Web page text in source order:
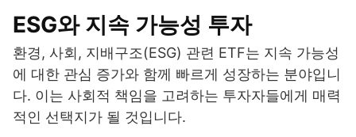
ESG와 지속 가능성 투자
환경, 사회, 지배구조(ESG) 관련 ETF는 지속 가능성
에 대한 관심 증가와 함께 빠르게 성장하는 분야입니
다. 이는 사회적 책임을 고려하는 투자자들에게 매력
적인 선택지가 될 것입니다.